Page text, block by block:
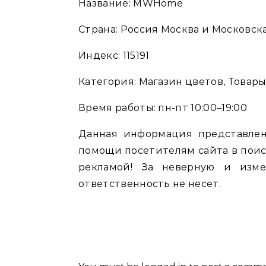
Название: MWHome
Страна: Россия Москва и
Индекс: 115191
Категория: Магазин цветов,
Время работы: пн-пт 10:00–19:00
Данная информация
помощи посетителям сайта в
рекламой! За неверную и
ответственность не несет.